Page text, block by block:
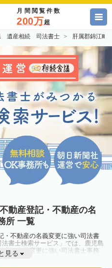
月間閲覧件数
200万超
遺産相続 司法書士 肝属郡錦江
動産登記・不動産の名
所 一覧
・不動産の名義変更に強い司法書
書士検索サービス」では、鹿児島
産の名義変更に強い司法書士事務
のトラブルやお悩みを抱えている
見る